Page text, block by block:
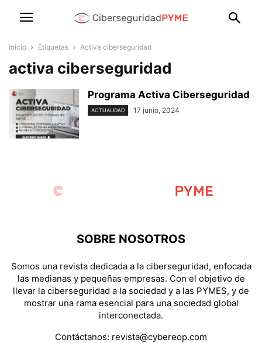
Inicio Etiquetas Activa ciberseguridad
activa ciberseguridad
Programa Activa Ciberseguridad
ACTUALIDAD 17 junio, 2024
SOBRE NOSOTROS
Somos una revista dedicada a la ciberseguridad, enfocada
las medianas y pequeñas empresas. Con el objetivo de
llevar la ciberseguridad a la sociedad y a las PYMES, y de
mostrar una rama esencial para una sociedad global
interconectada.
Contáctanos: revista@cybereop.com